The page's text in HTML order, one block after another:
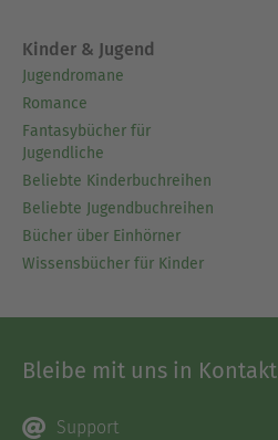
Kinder & Jugend
Jugendromane
Romance
Fantasybücher für
Jugendliche
Beliebte Kinderbuchreihen
Beliebte Jugendbuchreihen
Bücher über Einhörner
Wissensbücher für Kinder
Bleibe mit uns in Kontakt
Support